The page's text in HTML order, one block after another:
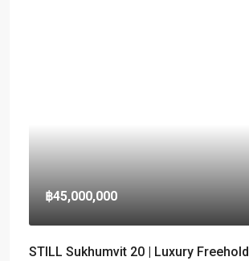
฿45,000,000
STILL Sukhumvit 20 | Luxury Freehold